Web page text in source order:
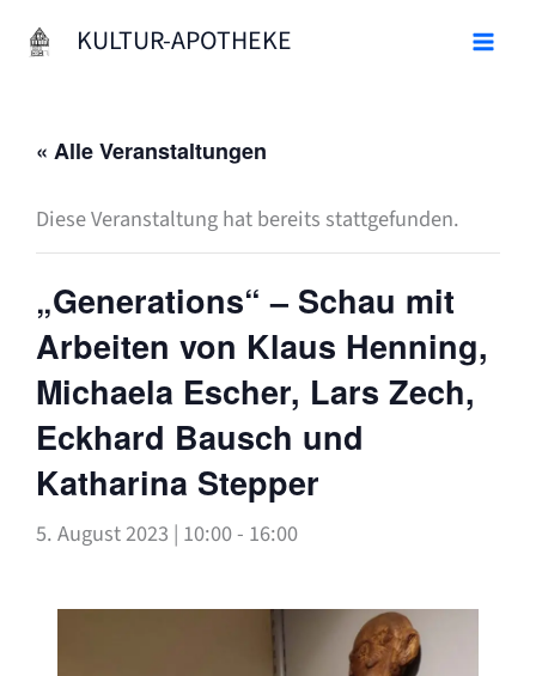
Inhalt
KULTUR-APOTHEKE
« Alle Veranstaltungen
Diese Veranstaltung hat bereits stattgefunden.
„Generations“ – Schau mit
Arbeiten von Klaus Henning,
Michaela Escher, Lars Zech,
Eckhard Bausch und
Katharina Stepper
5. August 2023 | 10:00- 16:00